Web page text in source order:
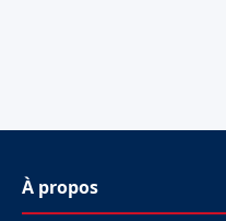
À propos